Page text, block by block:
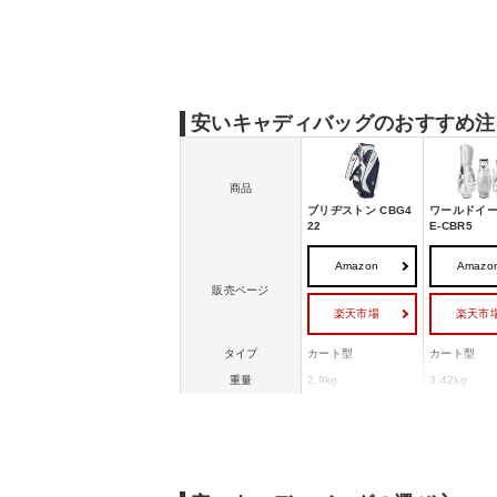
安いキャディバッグのおすすめ
商品
ブリヂストン CBG4
22
ワールドイ
E-CBR5
販売ページ
Amazon
楽天市場 楽天市
タイプ カート型 カート型
重量 2.9kg 3.42kg